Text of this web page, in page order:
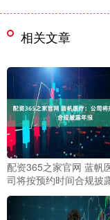
相关文章
配资365之家官网 蓝帆
司将按预约时间合规披